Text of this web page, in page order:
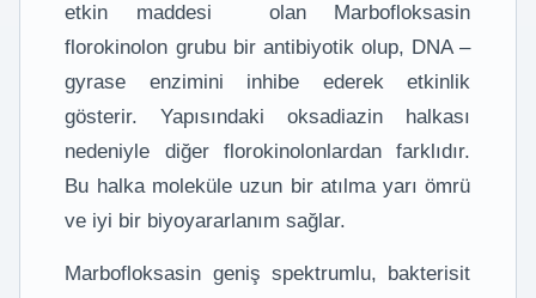
etkin maddesi olan Marbofloksasin
florokinolon grubu bir antibiyotik olup, DNA –
gyrase enzimini inhibe ederek etkinlik
gösterir. Yapısındaki oksadiazin halkası
nedeniyle diğer florokinolonlardan farklıdır.
Bu halka moleküle uzun bir atılma yarı ömrü
ve iyi bir biyoyararlanım sağlar.
Marbofloksasin geniş spektrumlu, bakterisit